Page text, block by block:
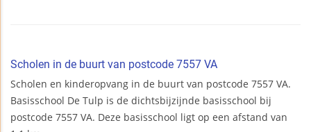
Scholen in de buurt van postcode 7557 VA
Scholen en kinderopvang in de buurt van postcode 7557 VA.
Basisschool De Tulp is de dichtsbijzijnde basisschool bij
postcode 7557 VA. Deze basisschool ligt op een afstand van